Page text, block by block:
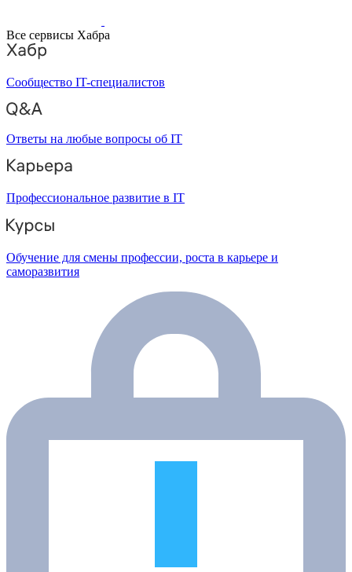
Все сервисы Хабра
Сообщество IT-специалистов
Ответы на любые вопросы об IT
Профессиональное развитие в IT
Обучение для смены профессии, роста в карьере и
саморазвития